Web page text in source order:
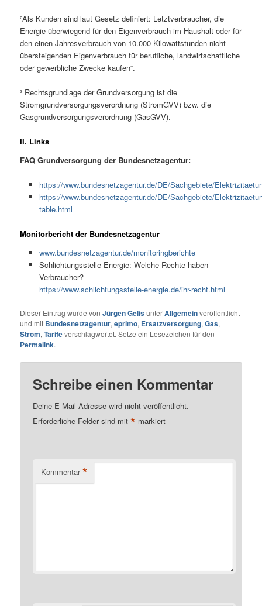
²Als Kunden sind laut Gesetz definiert: Letztverbraucher, die
Energie überwiegend für den Eigenverbrauch im Haushalt oder für
den einen Jahresverbrauch von 10.000 Kilowattstunden nicht
übersteigenden Eigenverbrauch für berufliche, landwirtschaftliche
oder gewerbliche Zwecke kaufen“.
³ Rechtsgrundlage der Grundversorgung ist die
Stromgrundversorgungsverordnung (StromGVV) bzw. die
Gasgrundversorgungsverordnung (GasGVV).
II. Links
FAQ Grundversorgung der Bundesnetzagentur:
https://www.bundesnetzagentur.de/DE/Sachgebiete/
https://www.bundesnetzagentur.de/DE/Sachgebiete/
table.html
Monitorbericht der Bundesnetzagentur
www.bundesnetzagentur.de/monitoringberichte
Schlichtungsstelle Energie: Welche Rechte haben
Verbraucher?
https://www.schlichtungsstelle-energie.de/ihr-recht.html
Dieser Eintrag wurde vonJürgen GelisunterAllgemeinveröffentlicht
und mit Bundesnetzagentur,eprimo, Ersatzversorgung,Gas,
Strom,Tarifeverschlagwortet. Setze ein Lesezeichen für den
Permalink.
Schreibe einen Kommentar
Deine E-Mail-Adresse wird nicht veröffentlicht.
Erforderliche Felder sind mit* markiert
Kommentar *